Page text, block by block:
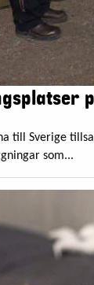
till Sverige
som...